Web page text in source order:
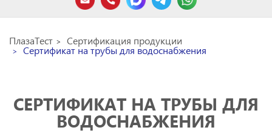
ПлазаТест Сертификация продукции
Сертификат на трубы для водоснабжения
СЕРТИФИКАТ НА ТРУБЫ ДЛЯ
ВОДОСНАБЖЕНИЯ